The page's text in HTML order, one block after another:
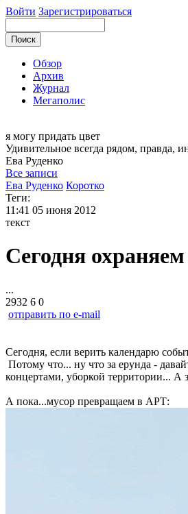
Войти Зарегистрироваться
Обзор
Архив
Журнал
Мегаполис
я могу придать цвет
Удивительное всегда рядом, правда,
Ева Руденко
Все записи
Ева Руденко Коротко
Теги:
11:41 05 июня 2012
текст
Сегодня
...
2932 6 0
отправить по e-mail
Сегодня, если верить календарю
Потому что... ну что за ерунда -
концертами, уборкой территории...
А пока...мусор превращаем в АРТ: